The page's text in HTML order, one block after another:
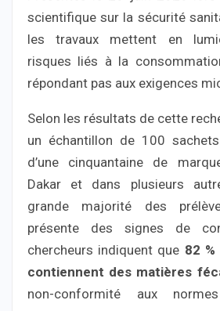
scientifique sur la sécurité
les travaux mettent en
risques liés à la
répondant pas aux exigences
Selon les résultats de cette
un échantillon de 100 sachets
d’une cinquantaine de
Dakar et dans plusieurs
grande majorité des
présente des signes de
chercheurs indiquent que 82
contiennent des matières
non-conformité aux